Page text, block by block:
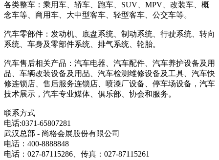
各类整车：乘用车、轿车、跑车、SUV、MPV、改装车、概
念车等、商用车、大中型客车、轻型客车、公交车等。
汽车零部件：发动机、底盘系统、制动系统、行驶系统、转向
系统、车身及零部件系统、排气系统、轮胎。
汽车售后相关产品：汽车电器、汽车配件、汽车养护设备及用
品、车辆改装设备及用品、汽车检测维修设备及工具、汽车快
修连锁店、售后服务连锁店、喷漆厂设备、停车场设备，汽车
技术展示，汽车专业媒体、俱乐部、协会和服务。
联系方式
电话:0371-65807281
武汉总部 - 尚格会展股份有限公司
电话：400-8888848
电话：027-87115286、传真：027-87115261